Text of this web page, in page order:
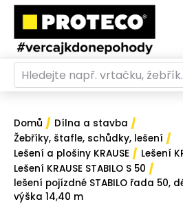
Domů / Dílna a stavba /
Žebříky, štafle, schůdky, lešení /
Lešení a plošiny KRAUSE / Lešení
Lešení KRAUSE STABILO S 50 /
lešení pojízdné STABILO řada 50,
výška 14,40 m